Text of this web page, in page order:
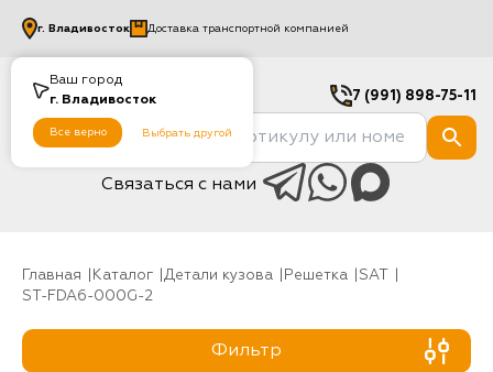
Ваш город
г. Владивосток
Все верно Выбрать другой
г. Владивосток Доставка транспортной компанией
7 (991) 898-75-11
Связаться с нами
Главная Каталог Детали кузова Решетка
SAT
ST-FDA6-000G-2
Фильтр